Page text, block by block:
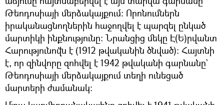
Թեոդոսիայի մերձակայքում։ Որոնումներն
իրականացնողներին հաջողվել է պարզել ընկած
մարտիկի ինքնությունը։ Նրանցից մեկը Է(Ե)րվանտ
Հարությունովն է (1912 թվականին ծնված)։ Հայտնի
է, որ զինվորը զոհվել է 1942 թվականի գարնանը`
Թեոդոսիայի մերձակայքում տեղի ունեցած
մարտերի ժամանակ։